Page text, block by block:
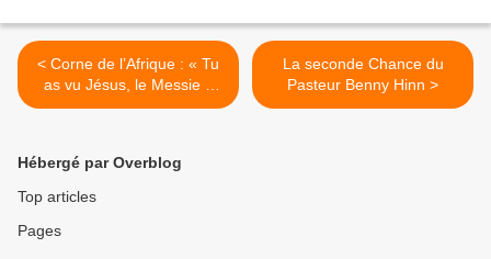
< Corne de l’Afrique : « Tu
as vu Jésus, le Messie »
m’a dit l’imam
La seconde Chance du
Pasteur Benny Hinn >
Hébergé par Overblog
Top articles
Pages